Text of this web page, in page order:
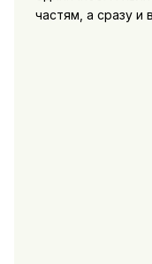
частям, а сразу и